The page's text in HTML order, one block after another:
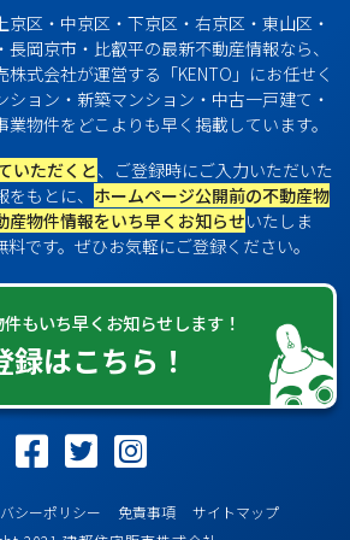
京区・中京区・下京区・右京区・東山区・
岡京市・比叡平の最新不動産情報なら、
式会社が運営する「KENTO」にお任せく
ション・新築マンション・中古一戸建て・
物件をどこよりも早く掲載しています。
いただくと、ご登録時にご入力いただいた
もとに、 ホームページ公開前の不動産物
産物件情報をいち早くお知らせいたしま
です。ぜひお気軽にご登録ください。
もいち早くお知らせします！
はこちら！
シーポリシー 免責事項
サイトマップ